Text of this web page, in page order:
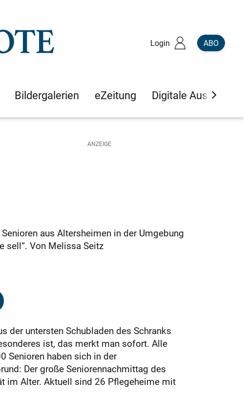
Login ABO
Bildergalerien eZeitung Digitale Ausgaben
aus Altersheimen in der Umgebung
sell“. Von Melissa Seitz
der untersten Schubladen des Schranks
ist, das merkt man sofort. Alle
Senioren haben sich in der
Der große Seniorennachmittag des
im Alter. Aktuell sind 26 Pflegeheime mit